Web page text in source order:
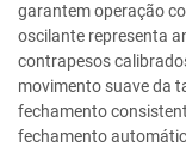
garantem operação
oscilante representa
contrapesos
movimento suave da
fechamento
fechamento